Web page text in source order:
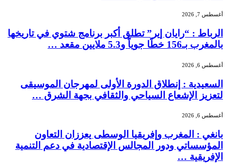
أغسطس 7, 2026
الرباط : “رايان إير” تطلق أكبر برنامج شتوي في تاريخها
بالمغرب بـ156 خطًا جوياً و5.3 ملايين مقعد …
أغسطس 6, 2026
السعيدية : إنطلاق الدورة الأولى لمهرجان الموسيقى
لتعزيز الإشعاع السياحي والثقافي بجهة الشرق …
أغسطس 6, 2026
بانغي : المغرب وإفريقيا الوسطى يعززان التعاون
المؤسساتي ودور المجالس الإقتصادية في دعم التنمية
الإفريقية …